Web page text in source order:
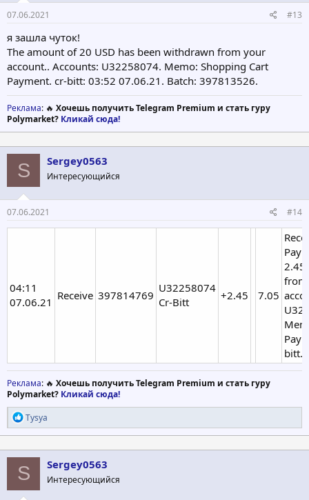
07.06.2021 #13
я зашла чуток!
The amount of 20 USD has been withdrawn from your
account.. Accounts: U32258074. Memo: Shopping Cart
Payment. cr-bitt: 03:52 07.06.21. Batch: 397813526.
Реклама: 🔥 Хочешь получить Telegram Premium и стать гуру
Polymarket? Кликай сюда!
S Sergey0563
Интересующийся
07.06.2021 #14
04:11
07.06.21 Receive 397814769
U32258074
Cr-Bitt
+2.45 7.05
2.45
from
Реклама: 🔥 Хочешь получить Telegram Premium и стать гуру
Polymarket? Кликай сюда!
Р
е
а
к
ц
и
и
:
Tysya
S Sergey0563
Интересующийся